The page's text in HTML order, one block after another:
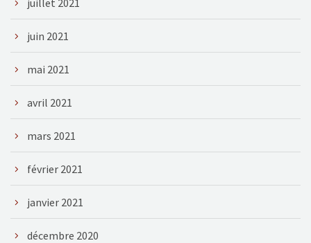
juin 2021
mai 2021
avril 2021
mars 2021
février 2021
janvier 2021
décembre 2020